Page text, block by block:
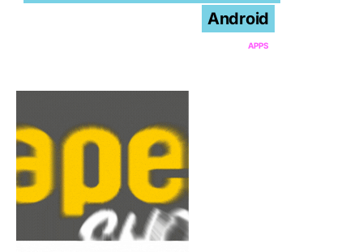
Android
APPS